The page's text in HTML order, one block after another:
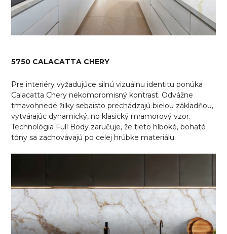
5750 CALACATTA CHERY
Pre interiéry vyžadujúce silnú vizuálnu identitu ponúka
Calacatta Chery nekompromisný kontrast. Odvážne
tmavohnedé žilky sebaisto prechádzajú bielou základňou,
vytvárajúc dynamický, no klasický mramorový vzor.
Technológia Full Body zaručuje, že tieto hlboké, bohaté
tóny sa zachovávajú po celej hrúbke materiálu.